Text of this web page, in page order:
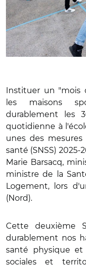
Instituer un "mois
les maisons
durablement les
quotidienne à
unes des
santé (SNSS)
Marie Barsacq,
ministre de la
Logement, lors
(Nord).
Cette deuxième
durablement nos
santé physique et
sociales et